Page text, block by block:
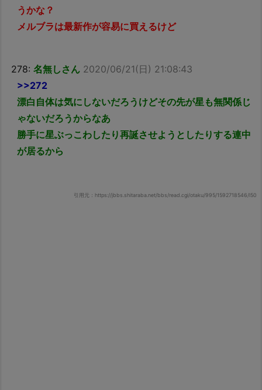
うかな？
メルブラは最新作が容易に買えるけど
278: 名無しさん 2020/06/21(日) 21:08:43
>>272
漂白自体は気にしないだろうけどその先が星も無関係じ
ゃないだろうからなあ
勝手に星ぶっこわしたり再誕させようとしたりする連中
が居るから
引用元：https://jbbs.shitaraba.net/bbs/read.cgi/otaku/995/1592718546/l50